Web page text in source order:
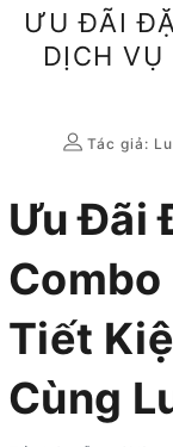
ƯU ĐÃI
DỊCH
Tác giả:
Ưu Đãi
Combo
Tiết
Cùng